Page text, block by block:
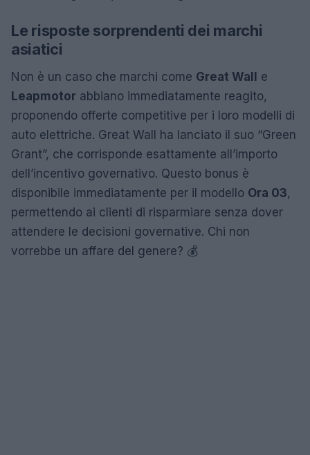
Le risposte sorprendenti dei marchi
asiatici
Non è un caso che marchi come Great Wall e
Leapmotor abbiano immediatamente reagito,
proponendo offerte competitive per i loro modelli di
auto elettriche. Great Wall ha lanciato il suo “Green
Grant”, che corrisponde esattamente all’importo
dell’incentivo governativo. Questo bonus è
disponibile immediatamente per il modello Ora 03,
permettendo ai clienti di risparmiare senza dover
attendere le decisioni governative. Chi non
vorrebbe un affare del genere? 💰